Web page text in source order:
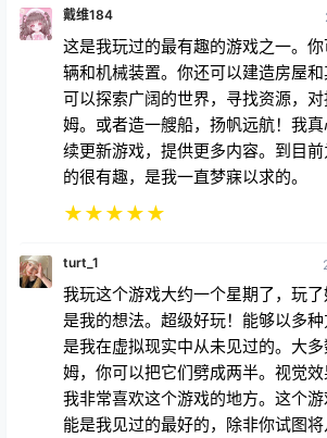
这是我玩过的最有趣的游戏之一。
辆和机械装置。你还可以建造房屋
可以探索广阔的世界，寻找资源，对
姆。或者造一艘船，扬帆远航！我真
续更新游戏，提供更多内容。到目
的很有趣，是我一直梦寐以求的。
★★★★★
我玩这个游戏大约一个星期了，玩
是我的想法。超级好玩！能够以多
是我在虚拟现实中从未见过的。大
姆，你可以把它们劈成两半。视觉效
我非常喜欢这个游戏的地方。这个
能是我见过的最好的，除非你试图
部件碰在一起。社区很小，但到目